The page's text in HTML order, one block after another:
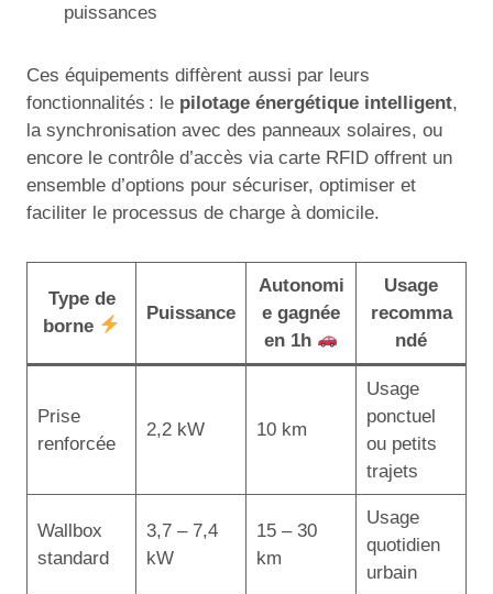
puissances
Ces équipements diffèrent aussi par leurs
fonctionnalités : le pilotage énergétique intelligent,
la synchronisation avec des panneaux solaires, ou
encore le contrôle d’accès via carte RFID offrent un
ensemble d’options pour sécuriser, optimiser et
faciliter le processus de charge à domicile.
Type de
borne
Puissance
Autonomi
e gagnée
en 1h
Usage
recomma
ndé
Prise
renforcée
2,2 kW 10 km
Usage
ponctuel
ou petits
trajets
Wallbox
standard
3,7 – 7,4
kW
15 – 30
km
Usage
quotidien
urbain